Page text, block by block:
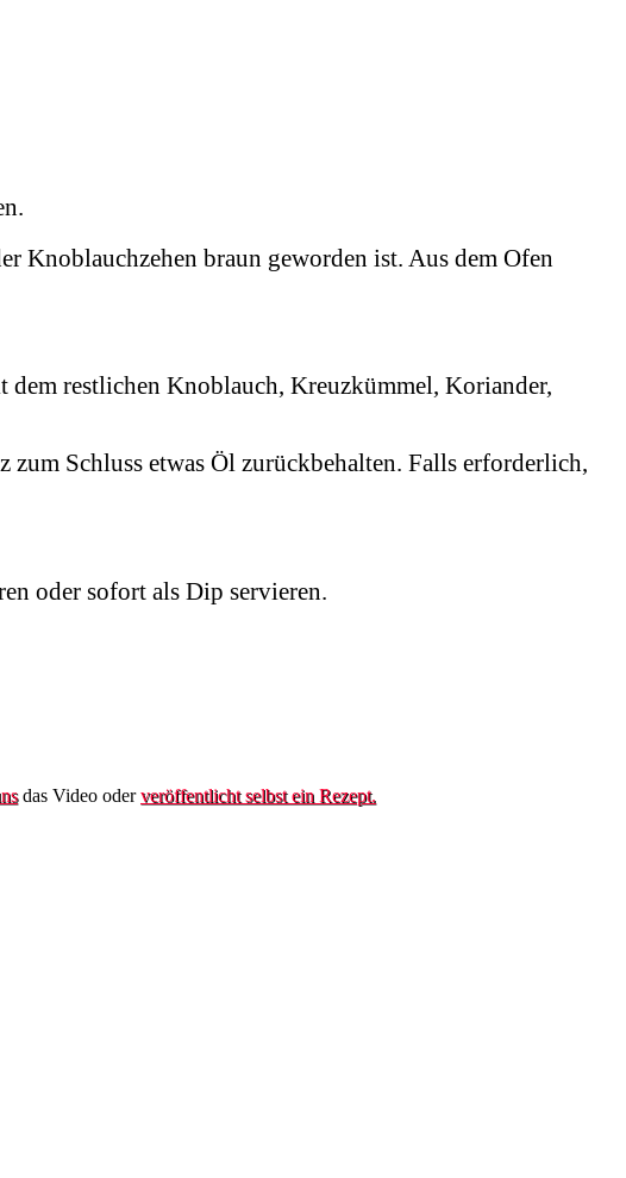
Knoblauchzehen braun geworden ist. Aus dem Ofen
dem restlichen Knoblauch, Kreuzkümmel, Koriander,
Schluss etwas Öl zurückbehalten. Falls erforderlich,
oder sofort als Dip servieren.
das Video oderveröffentlicht selbst ein Rezept.